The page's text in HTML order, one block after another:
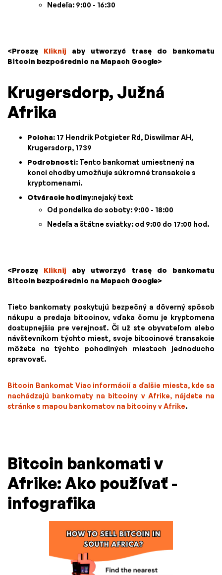
Nedeľa: 9:00 - 16:30
<Proszę Kliknij aby utworzyć trasę do bankomatu
Bitcoin bezpośrednio na Mapach Google>
Krugersdorp, Južná
Afrika
Poloha: 17 Hendrik Potgieter Rd, Diswilmar AH,
Krugersdorp, 1739
Podrobnosti: Tento bankomat umiestnený na
konci chodby umožňuje súkromné transakcie s
kryptomenami.
Otváracie hodiny:nejaký text
Od pondelka do soboty: 9:00 - 18:00
Nedeľa a štátne sviatky: od 9:00 do 17:00 hod.
<Proszę Kliknij aby utworzyć trasę do bankomatu
Bitcoin bezpośrednio na Mapach Google>
Tieto bankomaty poskytujú bezpečný a dôverný spôsob
nákupu a predaja bitcoinov, vďaka čomu je kryptomena
dostupnejšia pre verejnosť. Či už ste obyvateľom alebo
návštevníkom týchto miest, svoje bitcoinové transakcie
môžete na týchto pohodlných miestach jednoducho
spravovať.
Bitcoin Bankomat Viac informácií a ďalšie miesta, kde sa
nachádzajú bankomaty na bitcoiny v Afrike, nájdete na
stránke s mapou bankomatov na bitcoiny v Afrike.
Bitcoin bankomati v
Afrike: Ako používať -
infografika